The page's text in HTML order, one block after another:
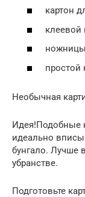
картон
клеевой
простой
Необычная
Идея!Подобные
идеально
бунгало. Лучше
убранстве.
Подготовьте